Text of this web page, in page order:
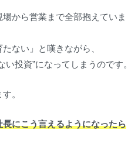
から営業まで全部抱えていま
ない」と嘆きながら、
投資”になってしまうのです。
。
にこう言えるようになったら